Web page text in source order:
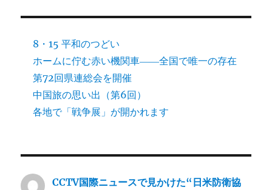
8・15 平和のつどい
ホームに佇む赤い機関車――全国で唯一の存在
第72回県連総会を開催
中国旅の思い出（第6回）
各地で「戦争展」が開かれます
CCTV国際ニュースで見かけた“日米防衛協